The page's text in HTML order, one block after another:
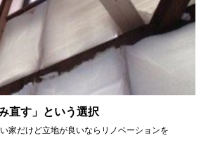
直す」という選択
家だけど立地が良いならリノベーションを